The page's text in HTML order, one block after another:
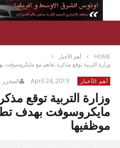
HOME
أهم الأخبار
وزارة التربية توقع مذكرة تفاهم مع مايكروسوفت
أهم الأخبار April 24, 2019 المحرر
وزارة التربية توقع
مايكروسوفت بهدف
موظفيها